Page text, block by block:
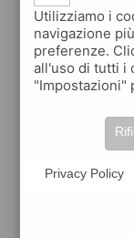
Utilizziamo i
navigazione
preferenze.
all'uso di tutti i
"Impostazioni"
Privacy Policy